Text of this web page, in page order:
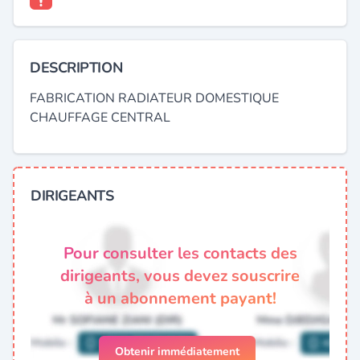
DESCRIPTION
FABRICATION RADIATEUR DOMESTIQUE
CHAUFFAGE CENTRAL
DIRIGEANTS
Pour consulter les contacts des
dirigeants, vous devez souscrire
à un abonnement payant!
Obtenir immédiatement